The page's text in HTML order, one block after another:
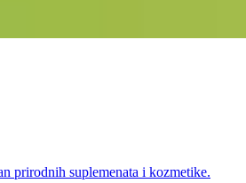
prirodnih suplemenata i kozmetike.